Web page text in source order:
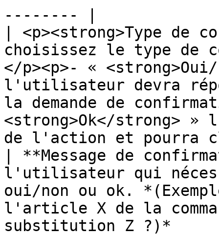
-------- |
| <p><strong>Type de
choisissez le type de
</p><p>- «
l'utilisateur devra
la demande de
<strong>Ok</strong>
de l'action et pourra
| **Message de
l'utilisateur qui
oui/non ou ok.
l'article X de la
substitution Z ?)*